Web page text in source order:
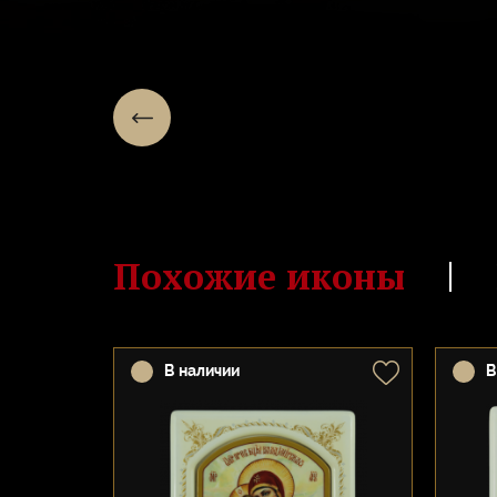
Похожие иконы
В наличии